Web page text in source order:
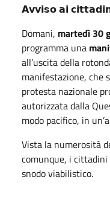
𝗔𝘃𝘃𝗶𝘀𝗼 𝗮𝗶
Domani, martedì 30
programma una
all’uscita della
manifestazione, che
protesta nazionale
autorizzata dalla
modo pacifico, in
Vista la numerosità
comunque, i cittadini
snodo viabilistico.